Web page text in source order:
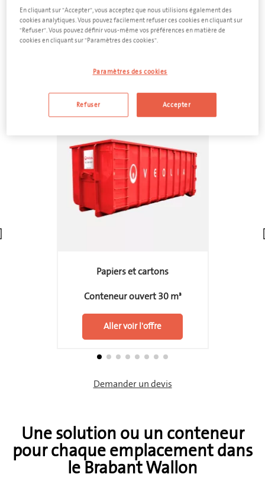
Un devis pour vos déchets
industriels
entreprise. Vous trouverez ci-dessous tous les conteneurs et
feedback
Papiers et cartons
Conteneur ouvert 30 m³
Aller voir l'offre
Demander un devis
Une solution ou un conteneur
pour chaque emplacement dans
le Brabant Wallon
En cliquant sur "Accepter", vous acceptez que nous utilisions également des
cookies analytiques. Vous pouvez facilement refuser ces cookies en cliquant sur
"Refuser". Vous pouvez définir vous-même vos préférences en matière de
cookies en cliquant sur "Paramètres des cookies".
Paramètres des cookies
Refuser Accepter